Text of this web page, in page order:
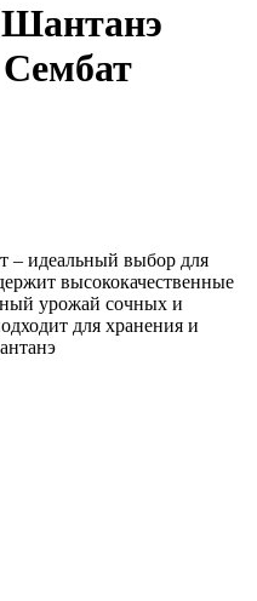
– идеальный выбор для
высококачественные
урожай сочных и
для хранения и